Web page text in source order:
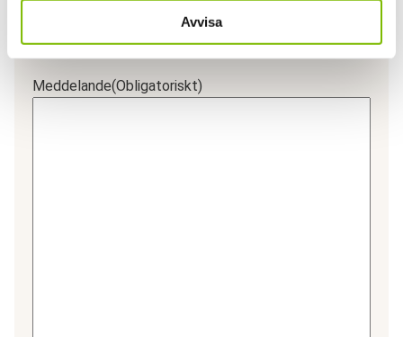
Avvisa
(Obligatoriskt)
Meddelande(Obligatoriskt)